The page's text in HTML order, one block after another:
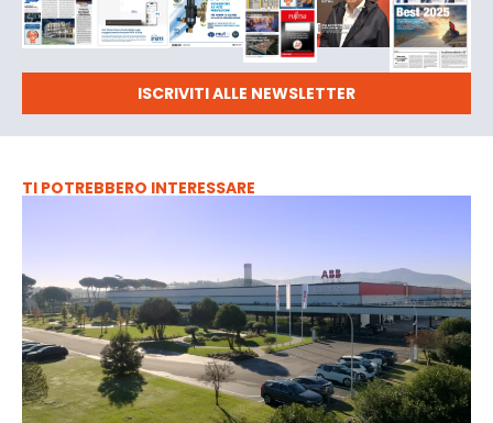
ISCRIVITI ALLE NEWSLETTER
TI POTREBBERO INTERESSARE